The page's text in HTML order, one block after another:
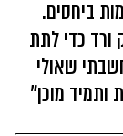
ביחסים.
ורד כדי לתת
שאולי
מוכן"